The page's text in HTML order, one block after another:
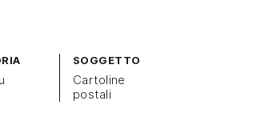
SOGGETTO
Cartoline
postali